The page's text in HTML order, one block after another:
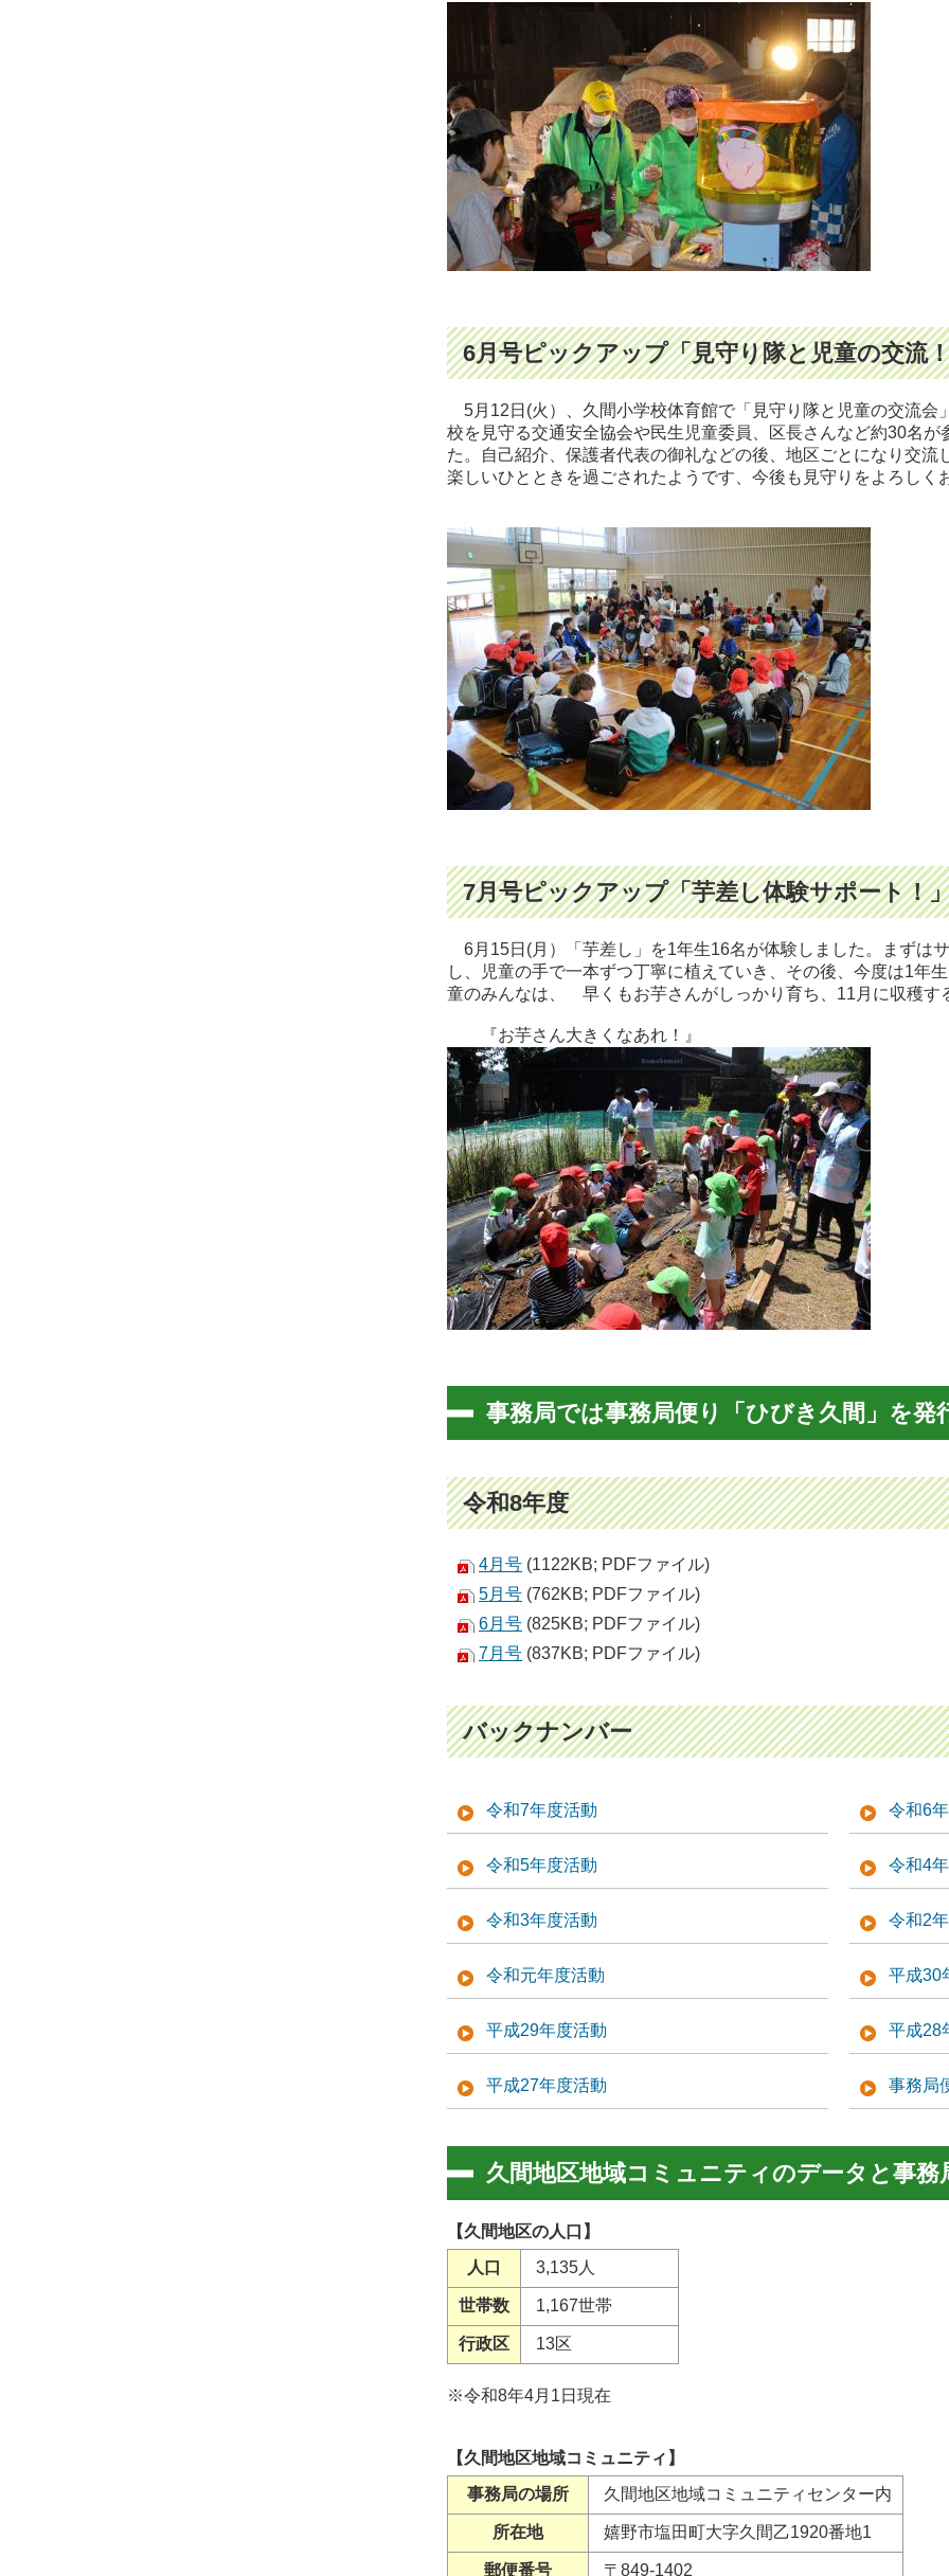
6月号ピックアップ「見守り隊と児童の交流
5月12日(火）、久間小学校体育館で「見守り隊と児童の交流会
校を見守る交通安全協会や民生児童委員、区長さんなど約30名が
た。自己紹介、保護者代表の御礼などの後、地区ごとになり交流
楽しいひとときを過ごされたようです、今後も見守りをよろしく
7月号ピックアップ「芋差し体験サポート！
6月15日(月）「芋差し」を1年生16名が体験しました。まずは
し、児童の手で一本ずつ丁寧に植えていき、その後、今度は1年
童のみんなは、 早くもお芋さんがしっかり育ち、11月に収穫す
『お芋さん大きくなあれ！』
事務局では事務局便り「ひびき久間」を発
令和8年度
4月号 (1122KB; PDFファイル)
5月号 (762KB; PDFファイル)
6月号 (825KB; PDFファイル)
7月号 (837KB; PDFファイル)
バックナンバー
令和7年度活動 令和6
令和5年度活動 令和4
令和3年度活動 令和2
令和元年度活動 平成30
平成29年度活動 平成28
平成27年度活動 事務局
久間地区地域コミュニティのデータと事務
人口 3,135人
世帯数 1,167世帯
行政区 13区
【久間地区の人口】
※令和8年4月1日現在
事務局の場所 久間地区地域コミュニティセンター内
所在地 嬉野市塩田町大字久間乙1920番地1
郵便番号 〒849-1402
【久間地区地域コミュニティ】